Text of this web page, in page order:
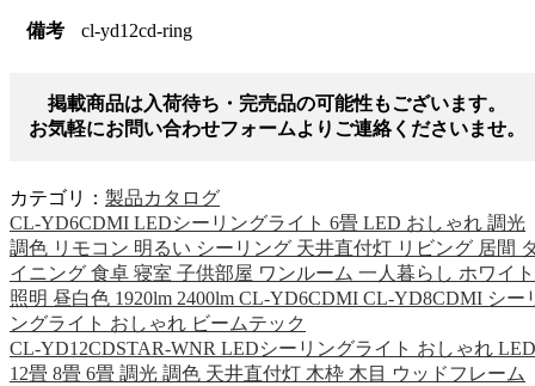
備考 cl-yd12cd-ring
掲載商品は入荷待ち・完売品の可能性もございます。
お気軽にお問い合わせフォームよりご連絡くださいませ。
カテゴリ： 製品カタログ
CL-YD6CDMI LEDシーリングライト 6畳 LED おしゃれ 調光
調色 リモコン 明るい シーリング 天井直付灯 リビング 居間
イニング 食卓 寝室 子供部屋 ワンルーム 一人暮らし ホワイト
照明 昼白色 1920lm 2400lm CL-YD6CDMI CL-YD8CDMI シー
ングライト おしゃれ ビームテック
CL-YD12CDSTAR-WNR LEDシーリングライト おしゃれ LED
12畳 8畳 6畳 調光 調色 天井直付灯 木枠 木目 ウッドフレーム